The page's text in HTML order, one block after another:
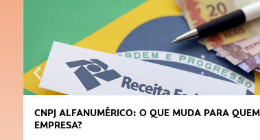
CNPJ ALFANUMÉRICO: O QUE MUDA PARA
EMPRESA?